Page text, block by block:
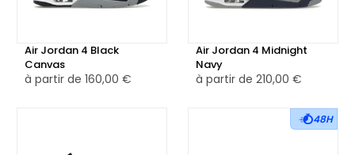
Air Jordan 4 Black
Canvas
à partir de 160,00 €
Air Jordan 4 Midnight
Navy
à partir de 210,00 €
48H